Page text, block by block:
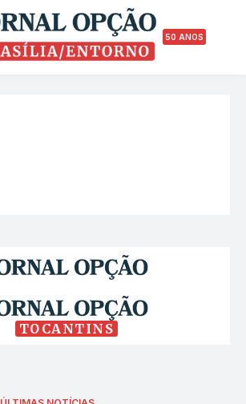
50 ANOS
TOCANTINS